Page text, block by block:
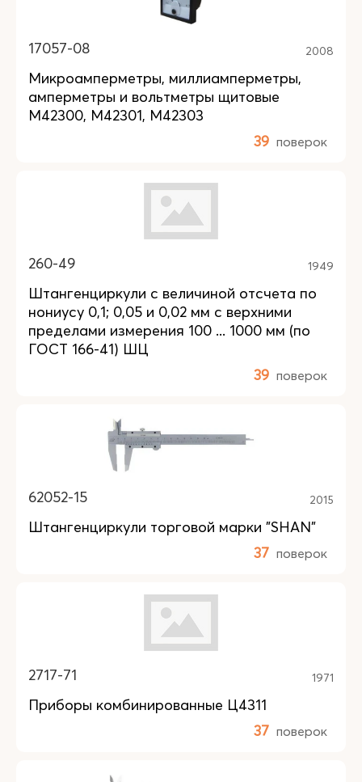
17057-08 2008
Микроамперметры, миллиамперметры,
амперметры и вольтметры щитовые
М42300, М42301, М42303
39 поверок
260-49 1949
Штангенциркули с величиной отсчета по
нониусу 0,1; 0,05 и 0,02 мм с верхними
пределами измерения 100 ... 1000 мм (по
ГОСТ 166-41) ШЦ
39 поверок
62052-15 2015
Штангенциркули торговой марки "SHAN"
37 поверок
2717-71 1971
Приборы комбинированные Ц4311
37 поверок